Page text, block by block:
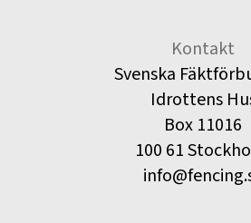
Kontakt
Svenska
Idrottens
Box 11016
100 61